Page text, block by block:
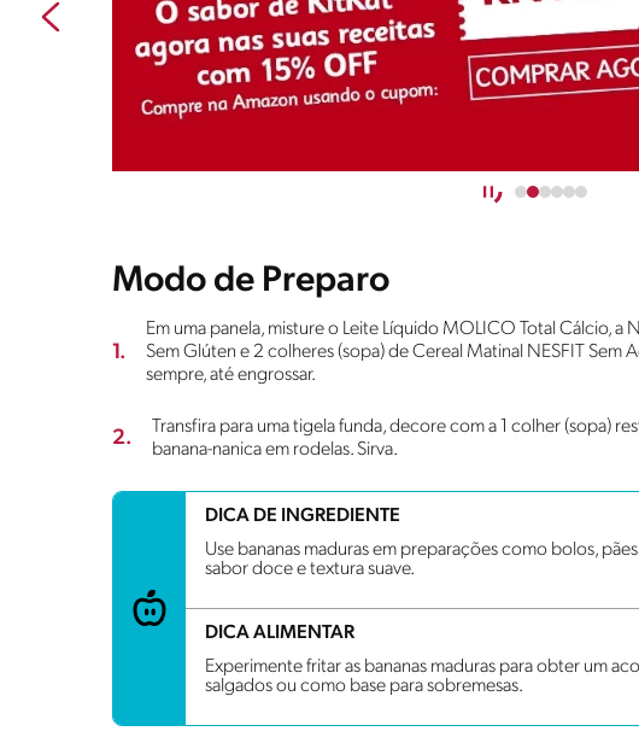
Modo de Preparo
1.
Em uma panela, misture o Leite Líquido MOLICO Total Cálcio, a
Sem Glúten e 2 colheres (sopa) de Cereal Matinal NESFIT Sem
sempre, até engrossar.
2.
Transfira para uma tigela funda, decore com a 1 colher (sopa)
banana-nanica em rodelas. Sirva.
DICA DE INGREDIENTE
Use bananas maduras em preparações como bolos,
sabor doce e textura suave.
DICA ALIMENTAR
Experimente fritar as bananas maduras para obter um
salgados ou como base para sobremesas.